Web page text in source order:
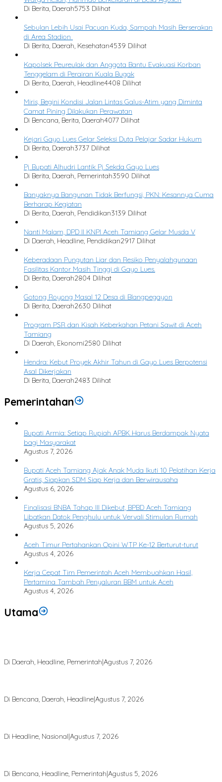
Di Berita, Daerah5753 Dilihat
Sebulan Lebih Usai Pacuan Kuda, Sampah Masih Berserakan
di Area Stadion
Di Berita, Daerah, Kesehatan4539 Dilihat
Kapolsek Peureulak dan Anggota Bantu Evakuasi Korban
Tenggelam di Perairan Kuala Bugak
Di Berita, Daerah, Headline4408 Dilihat
Miris, Begini Kondisi Jalan Lintas Galus-Atim yang Diminta
Camat Pining Dilakukan Perawatan
Di Bencana, Berita, Daerah4077 Dilihat
Kejari Gayo Lues Gelar Seleksi Duta Pelajar Sadar Hukum
Di Berita, Daerah3737 Dilihat
Pj Bupati Alhudri Lantik Pj Sekda Gayo Lues
Di Berita, Daerah, Pemerintah3590 Dilihat
Banyaknya Bangunan Tidak Berfungsi, PKN: Kesannya Cuma
Berharap Kegiatan
Di Berita, Daerah, Pendidikan3139 Dilihat
Nanti Malam, DPD II KNPI Aceh Tamiang Gelar Musda V
Di Daerah, Headline, Pendidikan2917 Dilihat
Keberadaan Pungutan Liar dan Resiko Penyalahgunaan
Fasilitas Kantor Masih Tinggi di Gayo Lues.
Di Berita, Daerah2804 Dilihat
Gotong Royong Masal 12 Desa di Blangpegayon
Di Berita, Daerah2630 Dilihat
Program PSR dan Kisah Keberkahan Petani Sawit di Aceh
Tamiang
Di Daerah, Ekonomi2580 Dilihat
Hendra: Kebut Proyek Akhir Tahun di Gayo Lues Berpotensi
Asal Dikerjakan
Di Berita, Daerah2483 Dilihat
Pemerintahan
Bupati Armia: Setiap Rupiah APBK Harus Berdampak Nyata
bagi Masyarakat
Agustus 7, 2026
Bupati Aceh Tamiang Ajak Anak Muda Ikuti 10 Pelatihan Kerja
Gratis, Siapkan SDM Siap Kerja dan Berwirausaha
Agustus 6, 2026
Finalisasi BNBA Tahap III Dikebut, BPBD Aceh Tamiang
Libatkan Datok Penghulu untuk Vervali Stimulan Rumah
Agustus 5, 2026
Aceh Timur Pertahankan Opini WTP Ke-12 Berturut-turut
Agustus 4, 2026
Kerja Cepat Tim Pemerintah Aceh Membuahkan Hasil,
Pertamina Tambah Penyaluran BBM untuk Aceh
Agustus 4, 2026
Utama
Di Daerah, Headline, Pemerintah|Agustus 7, 2026
Di Bencana, Daerah, Headline|Agustus 7, 2026
Di Headline, Nasional|Agustus 7, 2026
Di Bencana, Headline, Pemerintah|Agustus 5, 2026